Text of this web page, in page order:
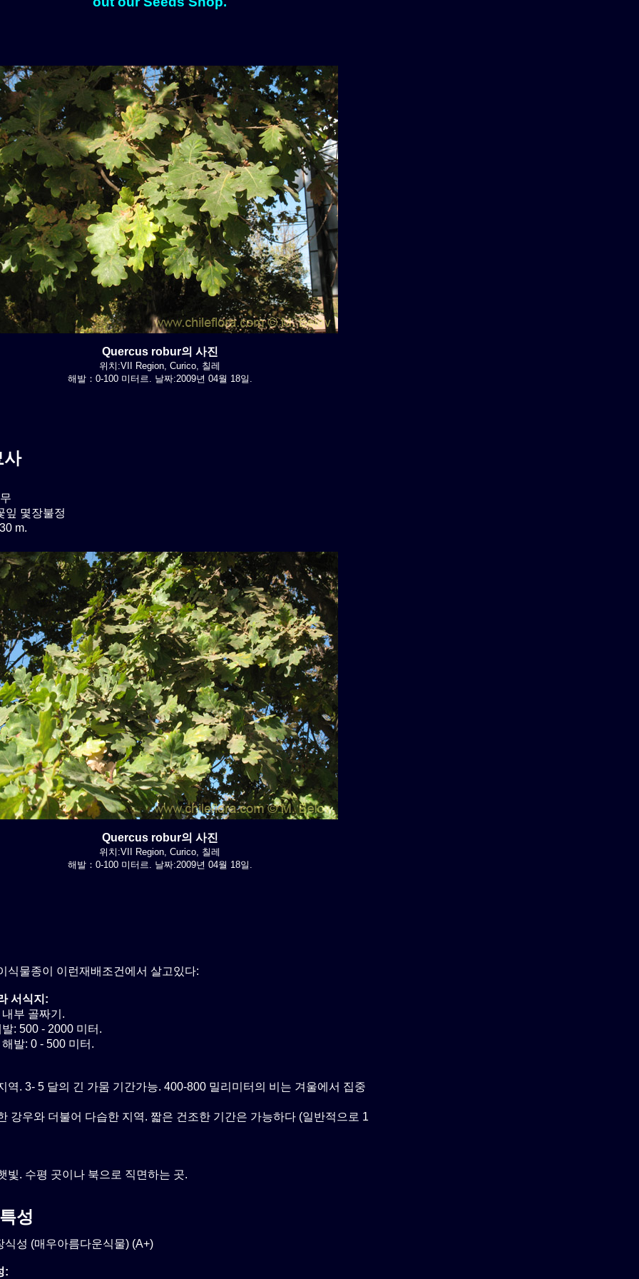
Quercus robur의 사진
위치:VII Region, Curico, 칠레
해발：0-100 미터르. 날짜:2009년 04월 18일.
사
잎 몇장불정
m.
Quercus robur의 사진
위치:VII Region, Curico, 칠레
해발：0-100 미터르. 날짜:2009년 04월 18일.
식물종이 이런재배조건에서 살고있다:
서식지:
부 골짜기.
: 500 - 2000 미터.
발: 0 - 500 미터.
역. 3- 5 달의 긴 가뭄 기간가능. 400-800 밀리미터의 비는 겨울에서 집중
강우와 더불어 다습한 지역. 짧은 건조한 기간은 가능하다 (일반적으로 1
빛. 수평 곳이나 북으로 직면하는 곳.
성
식성 (매우아름다운식물) (A+)
: